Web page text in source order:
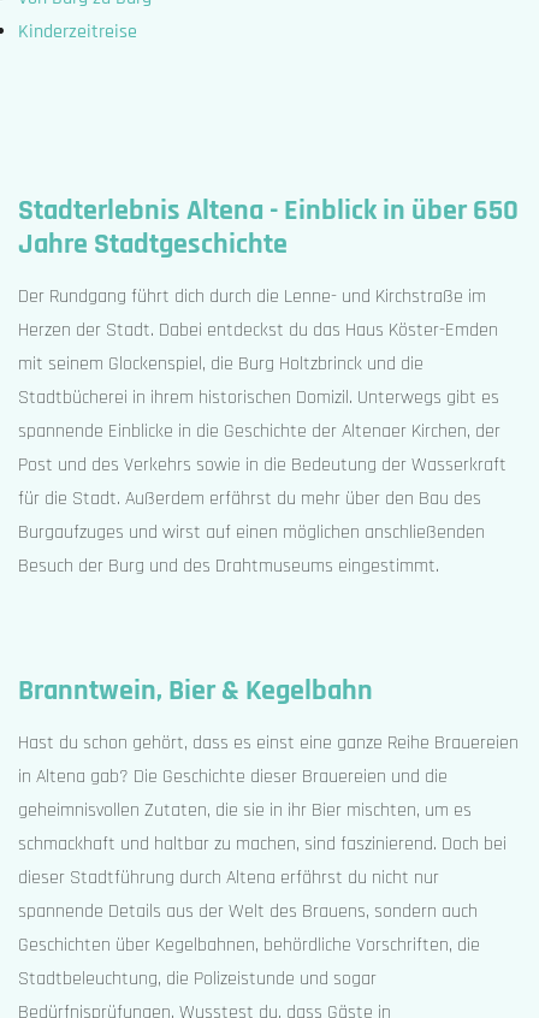
Kinderzeitreise
Stadterlebnis Altena - Einblick in über 650
Jahre Stadtgeschichte
Der Rundgang führt dich durch die Lenne- und Kirchstraße im
Herzen der Stadt. Dabei entdeckst du das Haus Köster-Emden
mit seinem Glockenspiel, die Burg Holtzbrinck und die
Stadtbücherei in ihrem historischen Domizil. Unterwegs gibt es
spannende Einblicke in die Geschichte der Altenaer Kirchen, der
Post und des Verkehrs sowie in die Bedeutung der Wasserkraft
für die Stadt. Außerdem erfährst du mehr über den Bau des
Burgaufzuges und wirst auf einen möglichen anschließenden
Besuch der Burg und des Drahtmuseums eingestimmt.
Branntwein, Bier & Kegelbahn
Hast du schon gehört, dass es einst eine ganze Reihe Brauereien
in Altena gab? Die Geschichte dieser Brauereien und die
geheimnisvollen Zutaten, die sie in ihr Bier mischten, um es
schmackhaft und haltbar zu machen, sind faszinierend. Doch bei
dieser Stadtführung durch Altena erfährst du nicht nur
spannende Details aus der Welt des Brauens, sondern auch
Geschichten über Kegelbahnen, behördliche Vorschriften, die
Stadtbeleuchtung, die Polizeistunde und sogar
Bedürfnisprüfungen. Wusstest du, dass Gäste in